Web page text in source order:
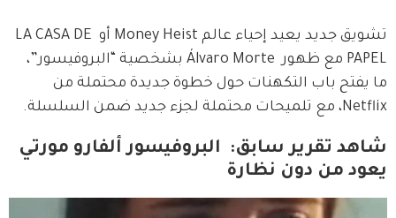
تشويق جديد يعيد إحياء عالم Money Heist أو LA CASA DE
PAPEL مع ظهور  Álvaro Morte بشخصية “البروفيسور”،
ما يفتح باب التكهنات حول خطوة جديدة محتملة من
Netflix، مع تلميحات محتملة لجزء جديد ضمن السلسلة.
شاهد تقرير سابق: البروفيسور ألفارو مورتي
يعود من دون نظارة